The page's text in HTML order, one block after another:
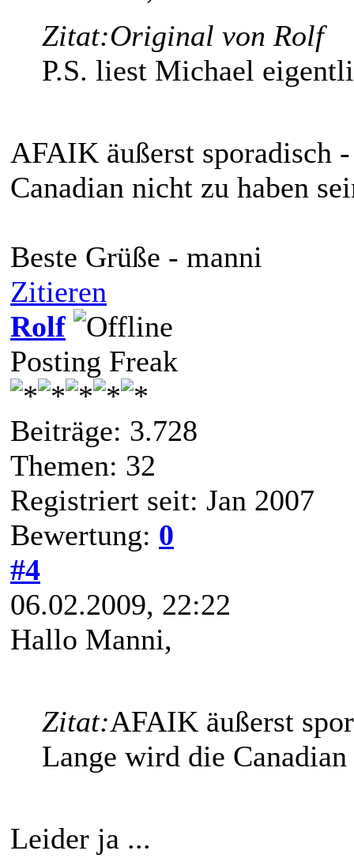
Zitat:Original von Rolf
P.S. liest Michael
AFAIK äußerst sporadisch
Canadian nicht zu haben
Beste Grüße - manni
Zitieren
Rolf
Posting Freak
Beiträge: 3.728
Themen: 32
Registriert seit: Jan 2007
Bewertung: 0
#4
06.02.2009, 22:22
Hallo Manni,
Zitat:AFAIK äußerst
Lange wird die
Leider ja ...